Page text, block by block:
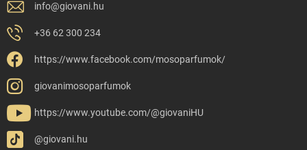
info@giovani.hu
+36 62 300 234
https://www.facebook.com/mosoparfumok/
giovanimosoparfumok
https://www.youtube.com/@giovaniHU
@giovani.hu